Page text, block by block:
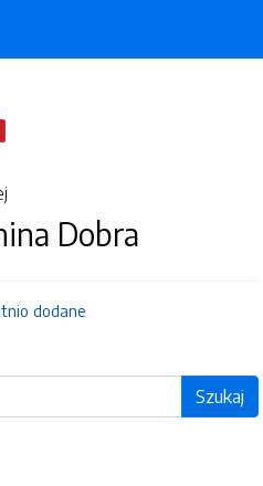
Dobra
dodane
Szukaj